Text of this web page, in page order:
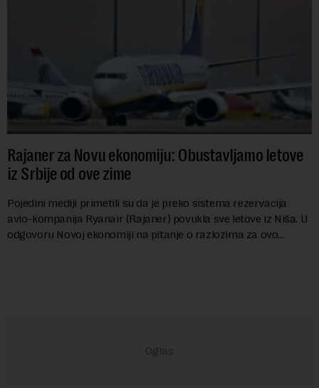
Rajaner za Novu ekonomiju: Obustavljamo letove
iz Srbije od ove zime
Pojedini mediji primetili su da je preko sistema rezervacija
avio-kompanija Ryanair (Rajaner) povukla sve letove iz Niša. U
odgovoru Novoj ekonomiji na pitanje o razlozima za ovo